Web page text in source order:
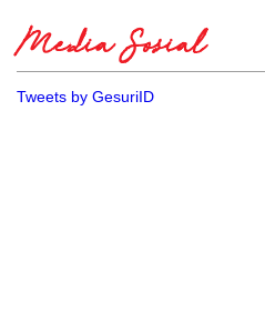
Media Sosial
Tweets by GesuriID